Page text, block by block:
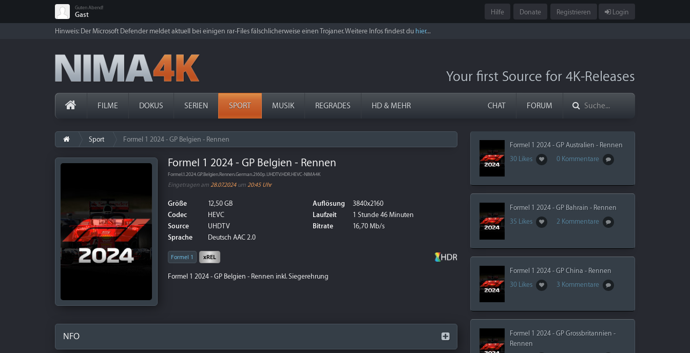
Guten Abend!
Gast Hilfe Donate Registrieren Login
Hinweis: Der Microsoft Defender meldet aktuell bei einigen rar-Files fälschlicherweise einen Trojaner. Weitere Infos findest du hier...
Your first Source for 4K-Releases
FILME DOKUS SERIEN SPORT MUSIK REGRADES HD & MEHR CHAT FORUM
Sport Formel 1 2024 - GP Belgien - Rennen
Formel 1 2024 - GP Belgien - Rennen
Formel.1.2024.GP.Belgien.Rennen.German.2160p.UHDTV.HDR.HEVC-NIMA4K
Eingetragen am 28.07.2024um 20:45 Uhr
Größe
12,50 GB
Codec
HEVC
Source
UHDTV
Sprache
Deutsch AAC 2.0
Auflösung
3840x2160
Laufzeit
1 Stunde 46 Minuten
Bitrate
16,70 Mb/s
Formel 1 xREL
Formel 1 2024 - GP Belgien - Rennen inkl. Siegerehrung
NFO
Formel 1 2024 - GP Australien - Rennen
30 Likes
0 Kommentare
Formel 1 2024 - GP Bahrain - Rennen
35 Likes
2 Kommentare
Formel 1 2024 - GP China - Rennen
30 Likes
3 Kommentare
Formel 1 2024 - GP Grossbritannien -
Rennen